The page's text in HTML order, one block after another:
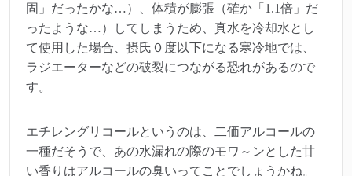
固」だったかな…）、体積が膨張（確か「1.1倍」だ
ったような…）してしまうため、真水を冷却水とし
て使用した場合、摂氏０度以下になる寒冷地では、
ラジエーターなどの破裂につながる恐れがあるので
す。
エチレングリコールというのは、二価アルコールの
一種だそうで、あの水漏れの際のモワ～ンとした甘
い香りはアルコールの臭いってことでしょうかね。